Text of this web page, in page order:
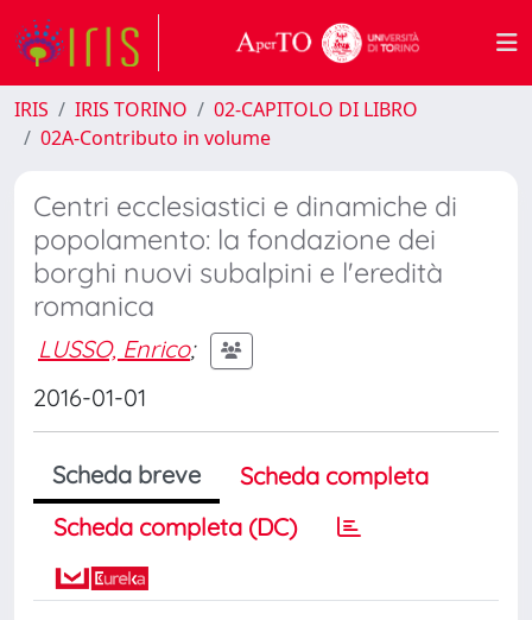
IRIS IRIS TORINO
02-CAPITOLO DI LIBRO
02A-Contributo in volume
Centri ecclesiastici e dinamiche di
popolamento: la fondazione dei
borghi nuovi subalpini e l'eredità
romanica
LUSSO, Enrico;
2016-01-01
Scheda breve
Scheda completa
Scheda completa (DC)